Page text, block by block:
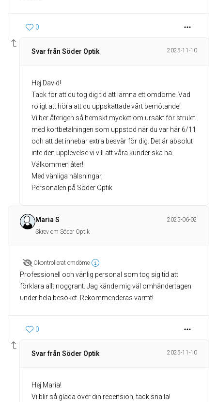
0
Svar från Söder Optik 2025-11-10
Hej David!
Tack för att du tog dig tid att lämna ett omdöme. Vad
roligt att höra att du uppskattade vårt bemötande!
Vi ber återigen så hemskt mycket om ursäkt för strulet
med kortbetalningen som uppstod när du var här 6/11
och att det innebar extra besvär för dig. Det är absolut
inte den upplevelse vi vill att våra kunder ska ha.
Välkommen åter!
Med vänliga hälsningar,
Maria S
2025-06-02
Skrev om Söder Optik
Okontrollerat omdöme
Professionell och vänlig personal som tog sig tid att
förklara allt noggrant. Jag kände mig väl omhändertagen
under hela besöket. Rekommenderas varmt!
0
Svar från Söder Optik 2025-11-10
Hej Maria!
Vi blir så glada över din recension, tack snälla!